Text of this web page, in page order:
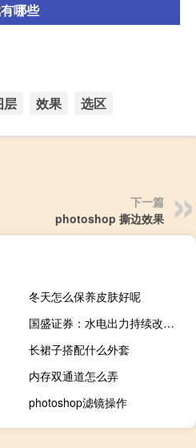
哪些
层 效果 选区
下一篇
photoshop 撕边效果
冬天怎么保养皮肤好呢
国盛证券：水电出力持续改善把握长期投资价值
长裙子搭配什么外套
内存双通道怎么弄
photoshop滤镜操作